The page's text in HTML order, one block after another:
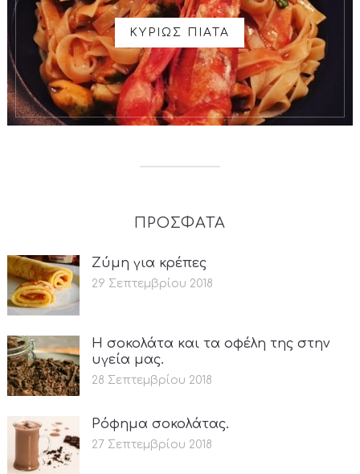
ΚΥΡΙΩΣ ΠΙΑΤΑ
ΠΡΟΣΦΑΤΑ
Ζύμη για κρέπες
29 Σεπτεμβρίου 2018
Η σοκολάτα και τα οφέλη της στην
υγεία μας.
28 Σεπτεμβρίου 2018
Ρόφημα σοκολάτας.
27 Σεπτεμβρίου 2018